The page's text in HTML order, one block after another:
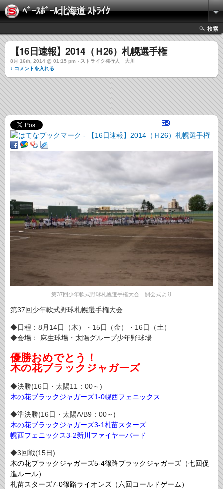
ﾍﾞｰｽﾎﾞｰﾙ北海道 ｽﾄﾗｲｸ
検索
【16日速報】2014（Ｈ26）札幌選手権
8月 16th, 2014 @ 01:15 pm › ストライク発行人 大川
↓ コメントを入れる
第37回少年軟式野球札幌選手権大会 開会式より
第37回少年軟式野球札幌選手権大会
◆日程：8月14日（木）・15日（金）・16日（土）
◆会場： 麻生球場・太陽グループ少年野球場
優勝おめでとう！
木の花ブラックジャガーズ
◆決勝(16日・太陽11：00～)
木の花ブラックジャガーズ1-0幌西フェニックス
◆準決勝(16日・太陽A/B9：00～)
木の花ブラックジャガーズ3-1札苗スターズ
幌西フェニックス3-2新川ファイヤーバード
◆3回戦(15日)
木の花ブラックジャガーズ5-4篠路ブラックジャガーズ（七回促
進ルール）
札苗スターズ7-0篠路ライオンズ（六回コールドゲーム）